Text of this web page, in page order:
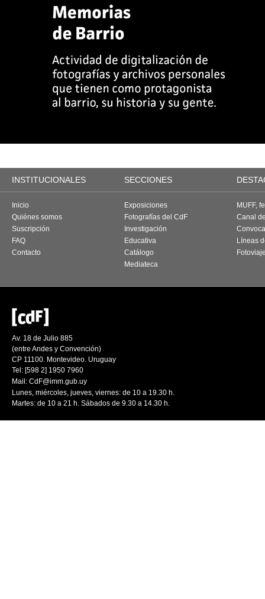
INSTITUCIONALES SECCIONES
Inicio
Quiénes somos
Suscripción
FAQ
Contacto
Exposiciones
Fotografías del CdF
Investigación
Educativa
Catálogo
Mediateca
MUFF,
Canal
Líneas
Av. 18 de Julio 885
(entre Andes y Convención)
CP 11100. Montevideo. Uruguay
Tel: [598 2] 1950 7960
Mail: CdF@imm.gub.uy
Lunes, miércoles, jueves, viernes: de 10 a 19.30 h.
Martes: de 10 a 21 h. Sábados de 9.30 a 14.30 h.